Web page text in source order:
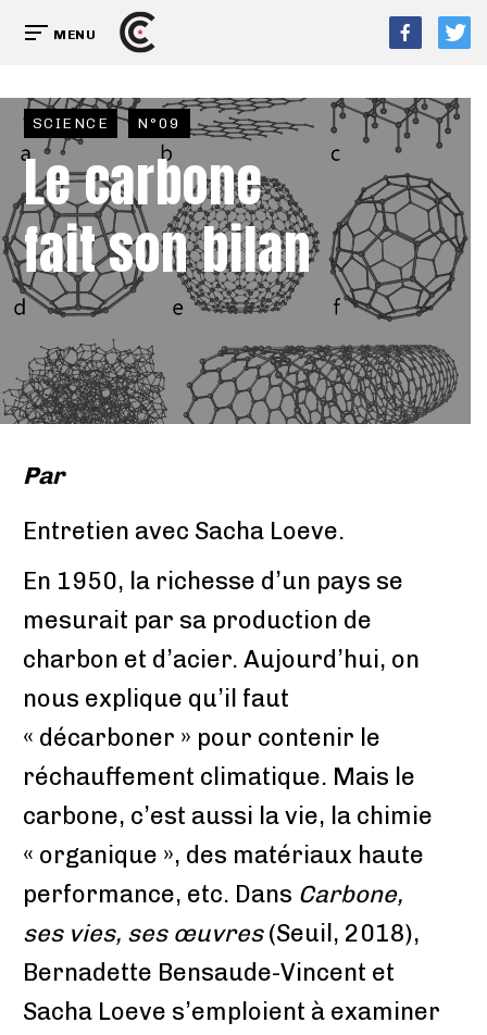
MENU
SCIENCE N°09
Le carbone
fait son bilan
Par
Entretien avec Sacha Loeve.
En 1950, la richesse d’un pays se
mesurait par sa production de
charbon et d’acier. Aujourd’hui, on
nous explique qu’il faut
« décarboner » pour contenir le
réchauffement climatique. Mais le
carbone, c’est aussi la vie, la chimie
« organique », des matériaux haute
performance, etc. Dans Carbone,
ses vies, ses œuvres(Seuil, 2018),
Bernadette Bensaude-Vincent et
Sacha Loeve s’emploient à examiner